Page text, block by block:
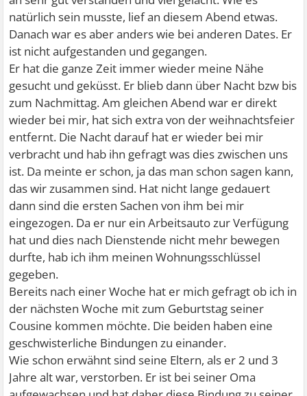
natürlich sein musste, lief an diesem Abend etwas.
Danach war es aber anders wie bei anderen Dates. Er
ist nicht aufgestanden und gegangen.
Er hat die ganze Zeit immer wieder meine Nähe
gesucht und geküsst. Er blieb dann über Nacht bzw bis
zum Nachmittag. Am gleichen Abend war er direkt
wieder bei mir, hat sich extra von der weihnachtsfeier
entfernt. Die Nacht darauf hat er wieder bei mir
verbracht und hab ihn gefragt was dies zwischen uns
ist. Da meinte er schon, ja das man schon sagen kann,
das wir zusammen sind. Hat nicht lange gedauert
dann sind die ersten Sachen von ihm bei mir
eingezogen. Da er nur ein Arbeitsauto zur Verfügung
hat und dies nach Dienstende nicht mehr bewegen
durfte, hab ich ihm meinen Wohnungsschlüssel
gegeben.
Bereits nach einer Woche hat er mich gefragt ob ich in
der nächsten Woche mit zum Geburtstag seiner
Cousine kommen möchte. Die beiden haben eine
geschwisterliche Bindungen zu einander.
Wie schon erwähnt sind seine Eltern, als er 2 und 3
Jahre alt war, verstorben. Er ist bei seiner Oma